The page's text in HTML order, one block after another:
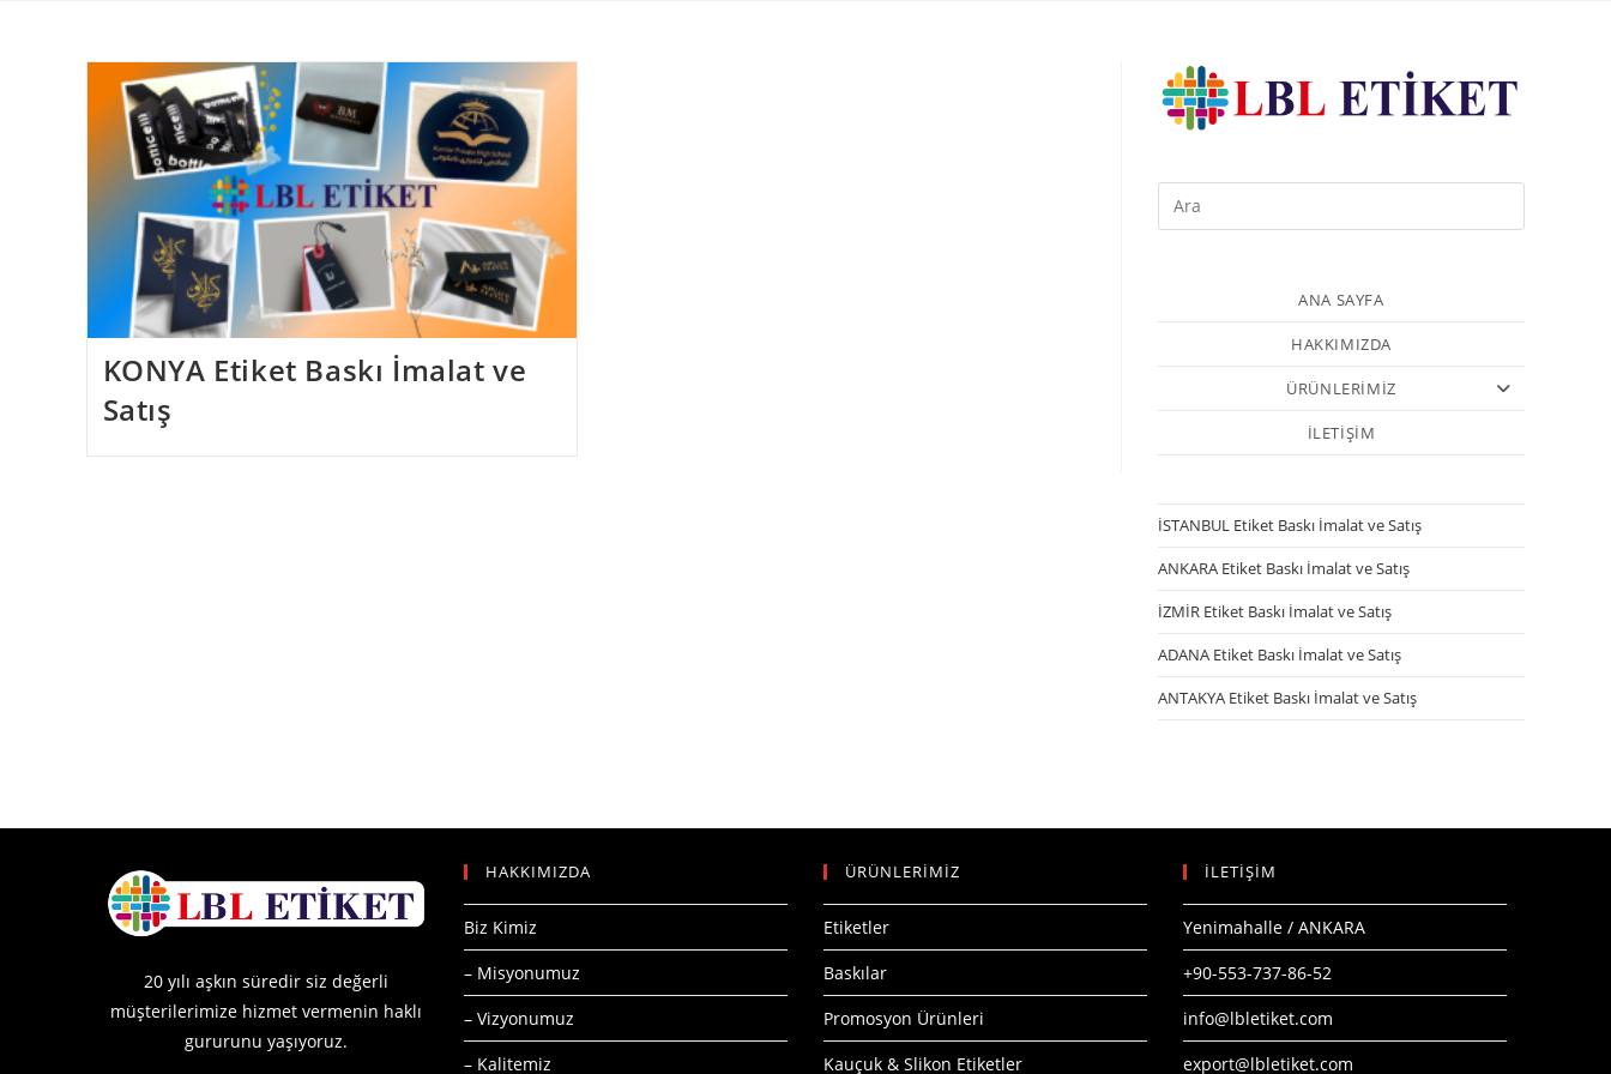
KONYA Etiket Baskı İmalat ve
Satış
ANA SAYFA
HAKKIMIZDA
ÜRÜNLERİMİZ
İLETİŞİM
İSTANBUL Etiket Baskı İmalat ve Satış
ANKARA Etiket Baskı İmalat ve Satış
İZMİR Etiket Baskı İmalat ve Satış
ADANA Etiket Baskı İmalat ve Satış
ANTAKYA Etiket Baskı İmalat ve Satış
20 yılı aşkın süredir siz değerli
müşterilerimize hizmet vermenin haklı
gururunu yaşıyoruz.
HAKKIMIZDA
Biz Kimiz
– Misyonumuz
– Vizyonumuz
– Kalitemiz
ÜRÜNLERİMİZ
Etiketler
Baskılar
Promosyon Ürünleri
Kauçuk & Slikon Etiketler
İLETİŞİM
Yenimahalle / ANKARA
+90-553-737-86-52
info@lbletiket.com
export@lbletiket.com